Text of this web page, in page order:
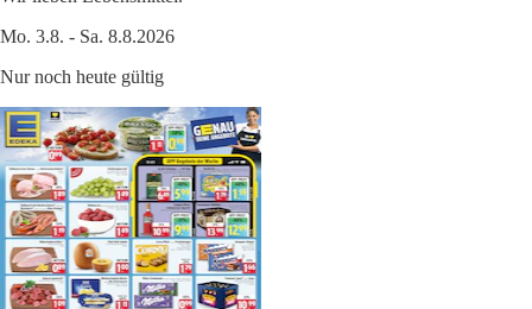
Mo. 3.8. - Sa. 8.8.2026
Nur noch heute gültig